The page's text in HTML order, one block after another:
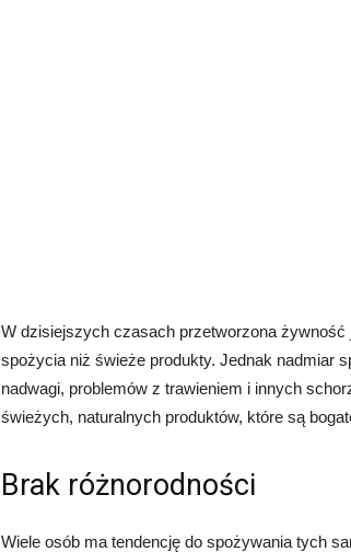
W dzisiejszych czasach przetworzona
spożycia niż świeże produkty. Jednak nadmiar
nadwagi, problemów z trawieniem i innych
świeżych, naturalnych produktów, które są
Brak różnorodności
Wiele osób ma tendencję do spożywania tych